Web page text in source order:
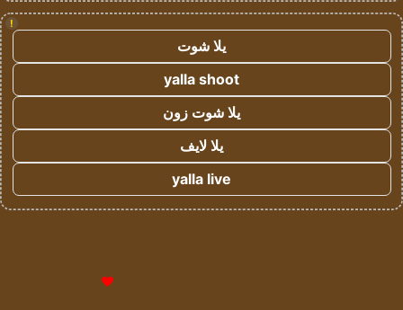
!
يلا شوت
yalla shoot
يلا شوت زون
يلا لايف
yalla live